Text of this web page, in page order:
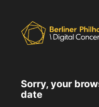
Sorry, your
date